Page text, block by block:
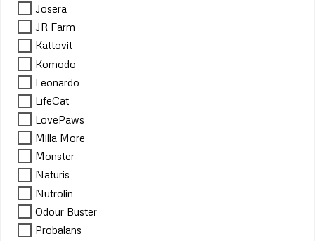
Josera
JR Farm
Kattovit
Komodo
Leonardo
LifeCat
LovePaws
Milla More
Monster
Naturis
Nutrolin
Odour Buster
Probalans